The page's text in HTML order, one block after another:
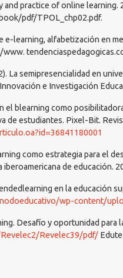
and practice of online learning.
pdf/TPOL_chp02.pdf.
e-learning, alfabetización en
La semipresencialidad en
e Investigación
el blearning como
de estudiantes. Pixel-Bit.
como estrategia para el
iberoamericana de educación.
en la educación
wp-content/
Desafío y oportunidad para
Revelec39/pdf/